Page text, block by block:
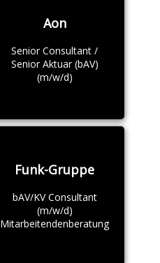
Aon
Senior Consultant /
Senior Aktuar (bAV)
(m/w/d)
Funk-Gruppe
bAV/KV Consultant
(m/w/d)
Mitarbeitendenberatung